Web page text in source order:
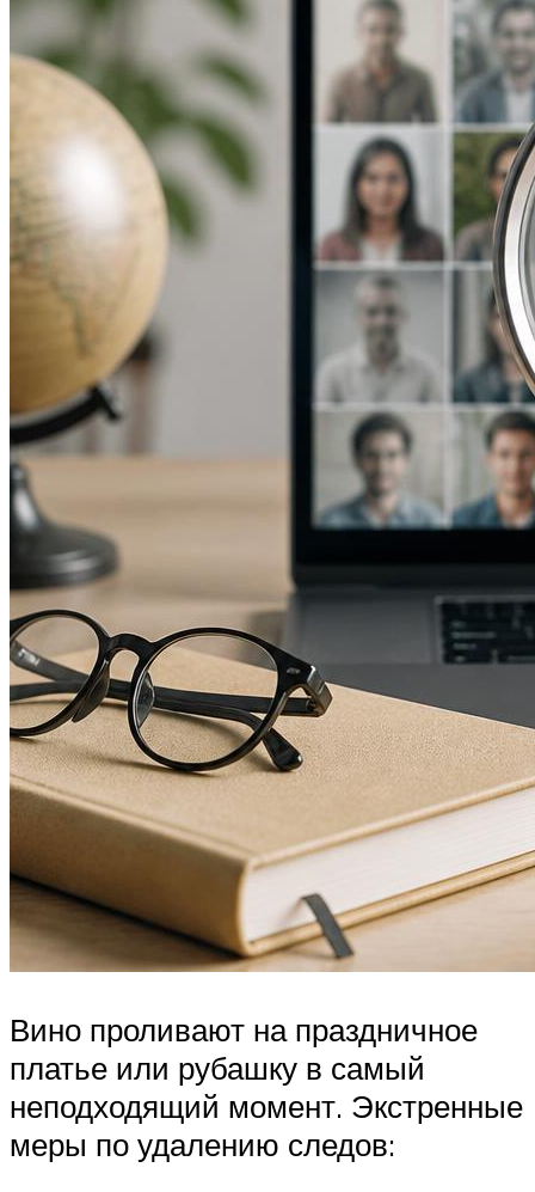
Вино проливают на праздничное
платье или рубашку в самый
неподходящий момент. Экстренные
меры по удалению следов: